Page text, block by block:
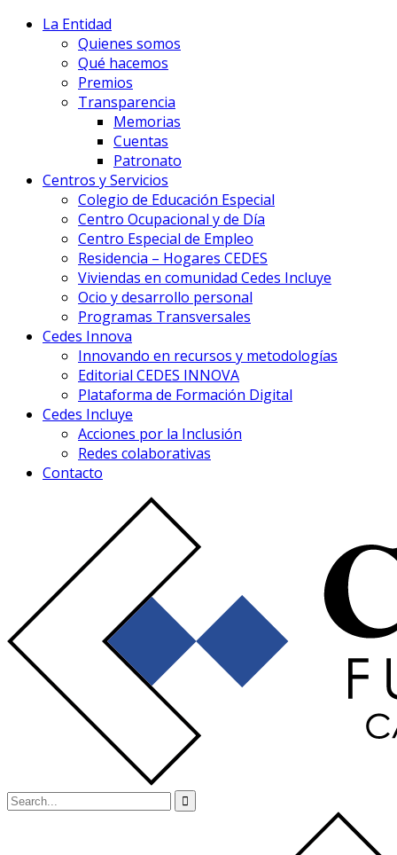
La Entidad
Quienes somos
Qué hacemos
Premios
Transparencia
Memorias
Cuentas
Patronato
Centros y Servicios
Colegio de Educación Especial
Centro Ocupacional y de Día
Centro Especial de Empleo
Residencia – Hogares CEDES
Viviendas en comunidad Cedes Incluye
Ocio y desarrollo personal
Programas Transversales
Cedes Innova
Innovando en recursos y metodologías
Editorial CEDES INNOVA
Plataforma de Formación Digital
Cedes Incluye
Acciones por la Inclusión
Redes colaborativas
Contacto